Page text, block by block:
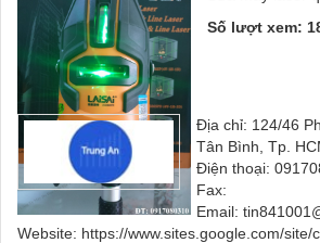
Số lượt xem:
Địa chỉ: 124/46
Tân Bình, Tp.
Điện thoại:
Fax:
Email:
Website: https://www.sites.google.com/site/